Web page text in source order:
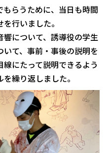
らうために、当日も時間
行いました。
について、誘導役の学生
て、事前・事後の説明を
にたって説明できるよう
繰り返しました。